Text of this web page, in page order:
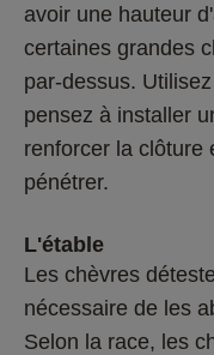
avoir une hauteur
certaines grandes
par-dessus.
pensez à installer
renforcer la clôture
pénétrer.
L'étable
Les chèvres
nécessaire de les
Selon la race, les